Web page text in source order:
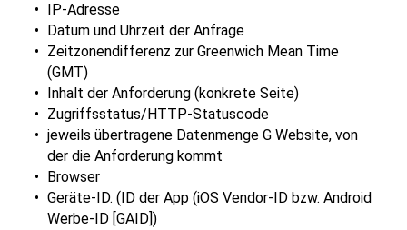
IP-Adresse
Datum und Uhrzeit der Anfrage
Zeitzonendifferenz zur Greenwich Mean Time
(GMT)
Inhalt der Anforderung (konkrete Seite)
Zugriffsstatus/HTTP-Statuscode
jeweils übertragene Datenmenge G Website, von
der die Anforderung kommt
Browser
Geräte-ID. (ID der App (iOS Vendor-ID bzw. Android
Werbe-ID [GAID])